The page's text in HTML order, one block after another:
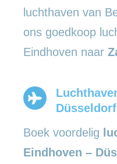
luchthaven van
ons goedkoop
Eindhoven naar
Düsseldorf
Boek voordelig
Eindhoven –